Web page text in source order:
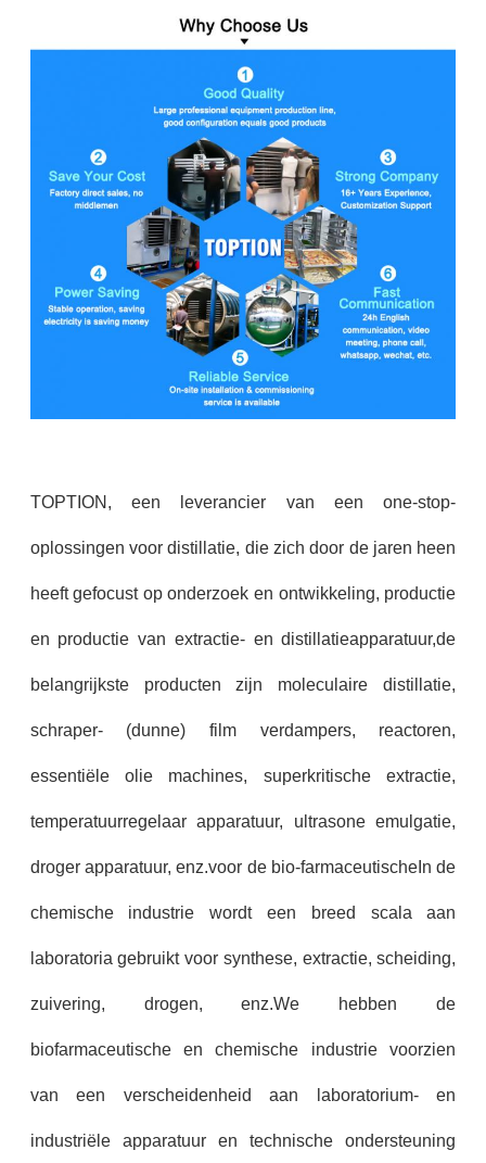
TOPTION, een leverancier van een one-stop-
oplossingen voor distillatie, die zich door de jaren heen
heeft gefocust op onderzoek en ontwikkeling, productie
en productie van extractie- en distillatieapparatuur,de
belangrijkste producten zijn moleculaire distillatie,
schraper- (dunne) film verdampers, reactoren,
essentiële olie machines, superkritische extractie,
temperatuurregelaar apparatuur, ultrasone emulgatie,
droger apparatuur, enz.voor de bio-farmaceutischeIn de
chemische industrie wordt een breed scala aan
laboratoria gebruikt voor synthese, extractie, scheiding,
zuivering, drogen, enz.We hebben de
biofarmaceutische en chemische industrie voorzien
van een verscheidenheid aan laboratorium- en
industriële apparatuur en technische ondersteuning